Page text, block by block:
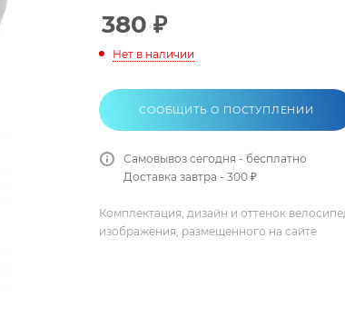
380 ₽
Нет в наличии
СООБЩИТЬ О ПОСТУПЛЕНИИ
Самовывоз сегодня - бесплатно
Доставка завтра - 300 ₽
Комплектация, дизайн и оттенок
изображения, размещенного на сайте